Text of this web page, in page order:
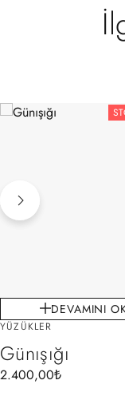
DEVAMINI
YÜZÜKLER
Günışığı
2.400,00₺